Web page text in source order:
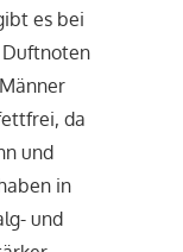
es bei
Duftnoten
da
und
in
und